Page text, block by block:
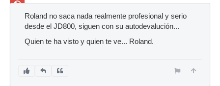
Roland no saca nada realmente profesional y serio
desde el JD800, siguen con su autodevalución...
Quien te ha visto y quien te ve... Roland.